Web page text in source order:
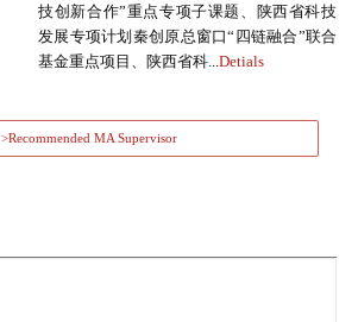
技创新合作”重点专项子课题、陕西省科技
发展专项计划秦创原总窗口“四链融合”联合
基金重点项目、陕西省科...Detials
>Recommended MA Supervisor